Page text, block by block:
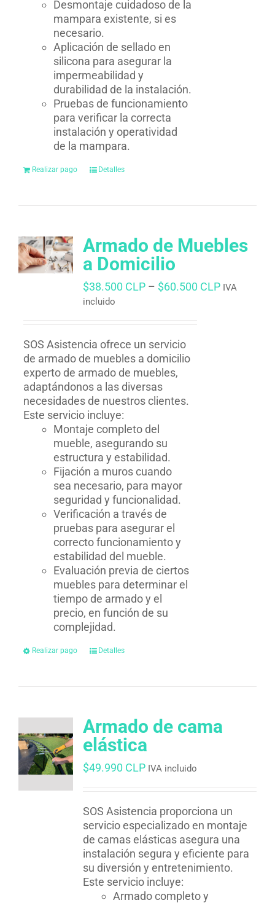
Desmontaje cuidadoso de la
mampara existente, si es
necesario.
Aplicación de sellado en
silicona para asegurar la
impermeabilidad y
durabilidad de la instalación.
Pruebas de funcionamiento
para verificar la correcta
instalación y operatividad
de la mampara.
Realizar pago Detalles
Armado de Muebles
a Domicilio
$38.500 CLP– $60.500 CLP IVA
incluido
SOS Asistencia ofrece un servicio
de armado de muebles a domicilio
experto de armado de muebles,
adaptándonos a las diversas
necesidades de nuestros clientes.
Este servicio incluye:
Montaje completo del
mueble, asegurando su
estructura y estabilidad.
Fijación a muros cuando
sea necesario, para mayor
seguridad y funcionalidad.
Verificación a través de
pruebas para asegurar el
correcto funcionamiento y
estabilidad del mueble.
Evaluación previa de ciertos
muebles para determinar el
tiempo de armado y el
precio, en función de su
complejidad.
Realizar pago Detalles
Armado de cama
elástica
$49.990 CLP IVA incluido
SOS Asistencia proporciona un
servicio especializado en montaje
de camas elásticas asegura una
instalación segura y eficiente para
su diversión y entretenimiento.
Este servicio incluye:
Armado completo y